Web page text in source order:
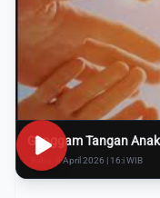
Genggam Tangan
Rabu, 8 April 2026 | 16:i WIB